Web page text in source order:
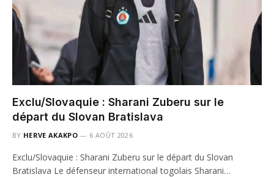
Exclu/Slovaquie : Sharani Zuberu sur le
départ du Slovan Bratislava
BY HERVE AKAKPO 6 AOÛT 2026
Exclu/Slovaquie : Sharani Zuberu sur le départ du Slovan
Bratislava Le défenseur international togolais Sharani…